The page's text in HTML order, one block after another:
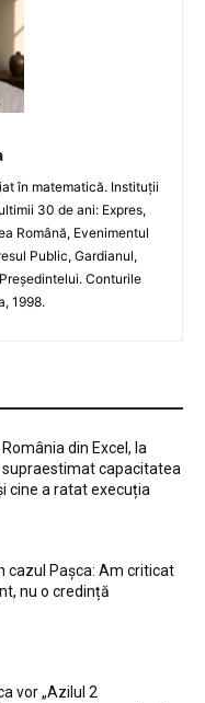
în matematică. Instituții
30 de ani: Expres,
Română, Evenimentul
Public, Gardianul,
Conturile
1998.
România din Excel, la
supraestimat capacitatea
cine a ratat execuția
cazul Pașca: Am criticat
nu o credință
vor „Azilul 2